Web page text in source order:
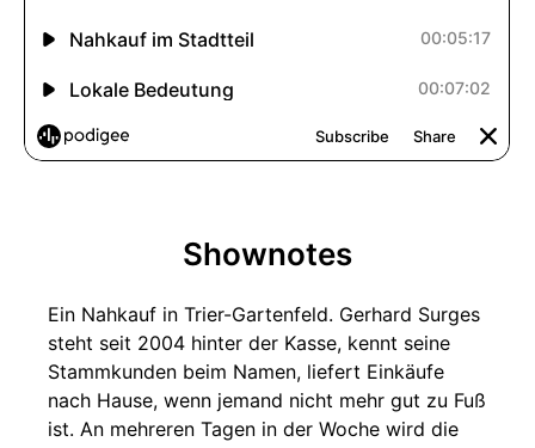
Shownotes
Ein Nahkauf in Trier-Gartenfeld. Gerhard Surges
steht seit 2004 hinter der Kasse, kennt seine
Stammkunden beim Namen, liefert Einkäufe
nach Hause, wenn jemand nicht mehr gut zu Fuß
ist. An mehreren Tagen in der Woche wird die